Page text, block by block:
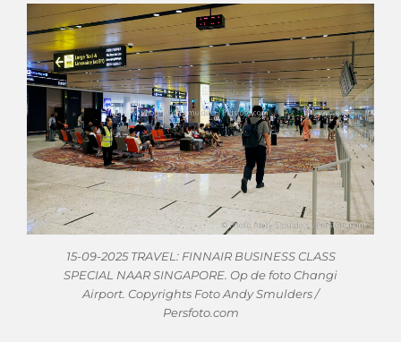
15-09-2025 TRAVEL: FINNAIR BUSINESS CLASS
SPECIAL NAAR SINGAPORE. Op de foto Changi
Airport. Copyrights Foto Andy Smulders /
Persfoto.com